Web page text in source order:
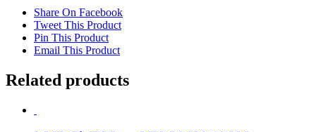
Share On Facebook
Tweet This Product
Pin This Product
Email This Product
Related products